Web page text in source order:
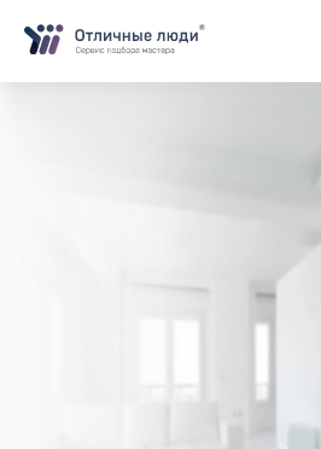
За каждый оформленный заказ вы
счет